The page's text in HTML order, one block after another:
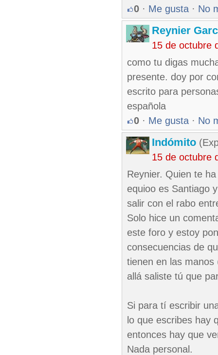
0 · Me gusta · No
Reynier
15 de octubre
como tu digas
presente. doy por
escrito para
española
0 · Me gusta · No
Indómito
15 de octubre
Reynier. Quien te
equioo es Santiago
salir con el rabo
Solo hice un
este foro y estoy
consecuencias de
tienen en las manos
allá saliste tú que
Si para tí escribir
lo que escribes hay
entonces hay que
Nada personal.